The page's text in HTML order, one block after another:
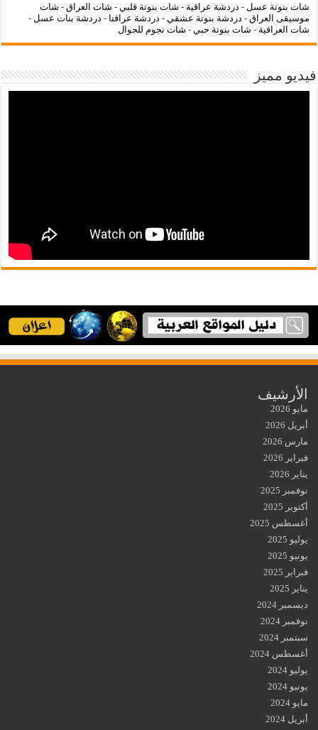
شات بنوتة عسل - دردشة عراقية - شات بنوتة قلبي - شات العراق- شات
موسيقى العراق - دردشة بنوتة عشقي - دردشة عراقنا - دردشة بنات عسل -
شات العراقية - شات بنوتة حبي - شات نجوم للجوال
فيديو مميز
الأرشيف
مايو 2026
أبريل 2026
مارس 2026
فبراير 2026
يناير 2026
نوفمبر 2025
أكتوبر 2025
أغسطس 2025
يوليو 2025
يونيو 2025
فبراير 2025
يناير 2025
ديسمبر 2024
نوفمبر 2024
سبتمبر 2024
أغسطس 2024
يوليو 2024
يونيو 2024
مايو 2024
أبريل 2024